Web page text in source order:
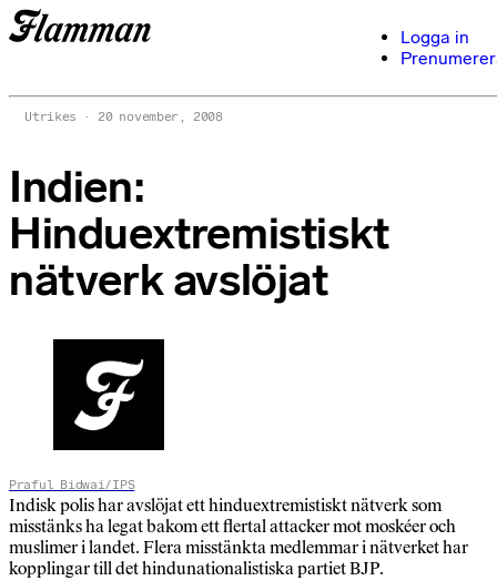
Logga in
Utrikes 20 november, 2008
Indien:
Hinduextremistiskt
nätverk avslöjat
Praful Bidwai/IPS
Indisk polis har avslöjat ett hinduextremistiskt nätverk som
misstänks ha legat bakom ett flertal attacker mot moskéer och
muslimer i landet. Flera misstänkta medlemmar i nätverket har
kopplingar till det hindunationalistiska partiet BJP.